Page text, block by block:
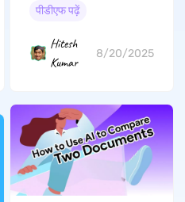
आज़माना चाहिए
पीडीएफ पढ़ें
Hitesh
Kumar
8/20/2025